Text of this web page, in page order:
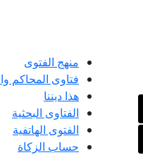
منهج الفتوى
فتاوى المحاكم
هذا ديننا
الفتاوى البحثية
الفتوى الهاتفية
حساب الزكاة